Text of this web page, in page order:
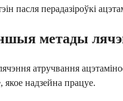
пасля перадазіроўкі
метады
атручвання
якое надзейна працуе.